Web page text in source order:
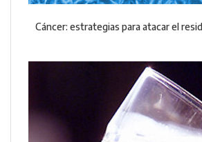
Cáncer: estrategias para atacar el